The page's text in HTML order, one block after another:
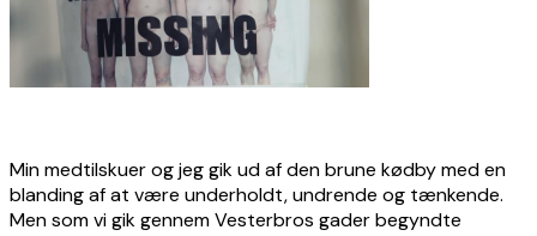
Min medtilskuer og jeg gik ud af den brune kødby med en
blanding af at være underholdt, undrende og tænkende.
Men som vi gik gennem Vesterbros gader begyndte